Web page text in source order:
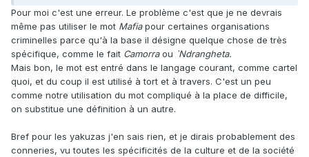
disparition / d'hybridation, au doigt mouillé depuis la prise
de pouvoir des Corleonais. Je ne sais pas si il y a de
profondes modifications du côté des mafias russes depuis
la chute du bloc soviétique, ce serait intéressant à regarder.
Pour moi c'est une erreur. Le problème c'est que je ne devrais
même pas utiliser le mot Mafiapour certaines organisations
criminelles parce qu'à la base il désigne quelque chose de très
spécifique, comme le fait Camorraou `Ndrangheta.
Mais bon, le mot est entré dans le langage courant, comme cartel
quoi, et du coup il est utilisé à tort et à travers. C'est un peu
comme notre utilisation du mot compliqué à la place de difficile,
on substitue une définition à un autre.
Bref pour les yakuzas j'en sais rien, et je dirais probablement des
conneries, vu toutes les spécificités de la culture et de la société